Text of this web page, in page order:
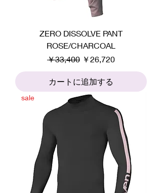
ZERO DISSOLVE PANT
ROSE/CHARCOAL
通常価格
￥33,400 セール価格
￥26,720
カートに追加する
sale